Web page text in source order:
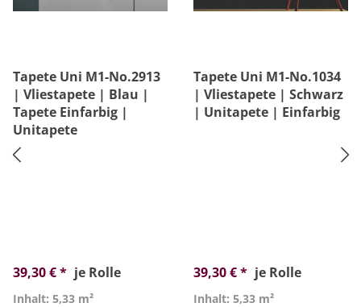
Tapete Uni M1-No.2913
| Vliestapete | Blau |
Tapete Einfarbig |
Unitapete
39,30 € * je Rolle
Inhalt: 5,33 m²
Tapete Uni M1-No.1034
| Vliestapete | Schwarz
| Unitapete | Einfarbig
39,30 € * je Rolle
Inhalt: 5,33 m²